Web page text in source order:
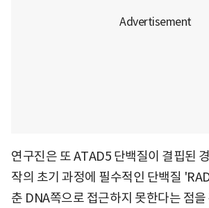
연구진은 또 ATAD5 단백질이 결핍된
작의 초기 과정에 필수적인 단백질
춘 DNA쪽으로 접근하지 못한다는 점